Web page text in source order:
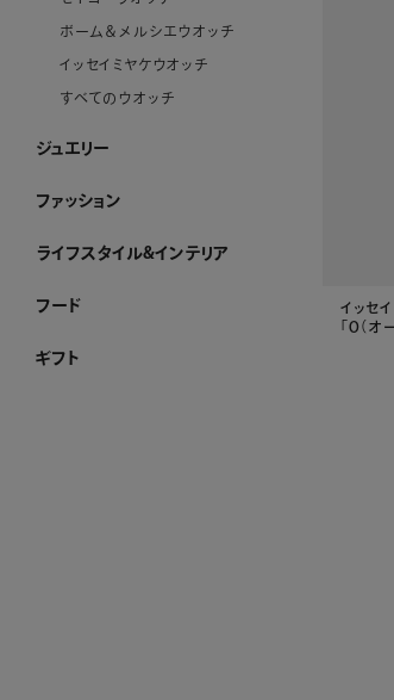
ボーム＆メルシエウオッチ
イッセイミヤケウオッチ
すべてのウオッチ
ジュエリー
ジュエリー ホーム
アショカダイヤモンド
ネックレス
イヤリング・ピアス
ブレスレット
ブローチ
リング
すべてのジュエリー
ファッション
ファッション ホーム
PURE CRAFT
NEW CLOSET
レディースアパレル
メンズアパレル
ストール・マフラー・スカーフ
ハンカチーフ
アクセサリー
その他のファッション雑貨
WEB限定
すべてのファッション
ライフスタイル&インテリア
ライフスタイル&インテリア ホーム
クロック
リビング
ダイニング
ベビーグッズ
その他インテリア雑貨
加工ができるお品
WEB限定
すべてのライフスタイル&インテリア
フード
ギフト
イッセ
「O（オ